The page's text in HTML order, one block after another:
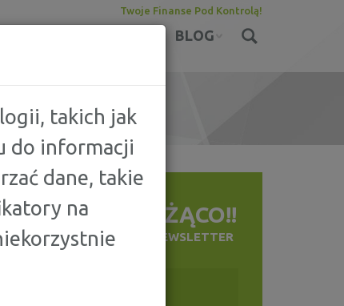
takich jak
do informacji
dane, takie
na
Twoje Finanse Pod Kontrolą!
BLOG
BĄDŹ NA BIEŻĄCO!!
ZAPISZ SIĘ NA NASZ NEWSLETTER